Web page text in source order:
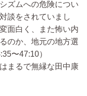
ズムへの危険につい
談をされていまし
面白く、また怖い内
のか、地元の地方選
〜47:10）
まるで無縁な田中康